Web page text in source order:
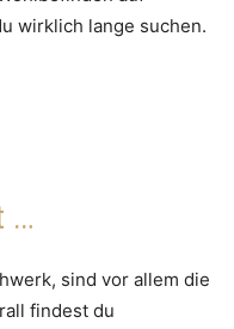
wirklich lange suchen.
…
sind vor allem die
findest du